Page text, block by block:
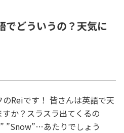
でどういうの？天気に
Reiです！ 皆さんは英語で天
か？スラスラ出てくるの
”Snow”…あたりでしょう